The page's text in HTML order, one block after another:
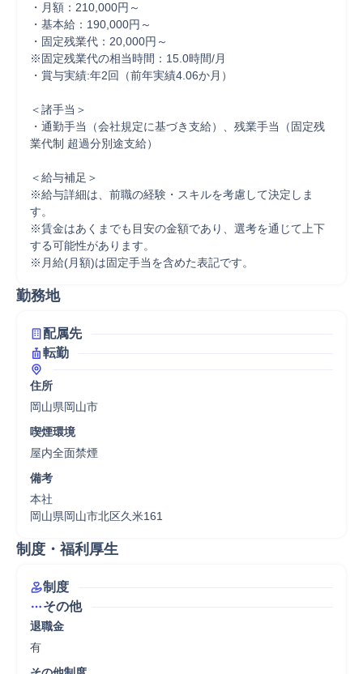
・月額：210,000円～
・基本給：190,000円～
・固定残業代：20,000円～
※固定残業代の相当時間：15.0時間/月
・賞与実績:年2回（前年実績4.06か月）
＜諸手当＞
・通勤手当（会社規定に基づき支給）、残業手当（固定残
業代制 超過分別途支給）
＜給与補足＞
※給与詳細は、前職の経験・スキルを考慮して決定しま
す。
※賃金はあくまでも目安の金額であり、選考を通じて上下
する可能性があります。
※月給(月額)は固定手当を含めた表記です。
勤務地
配属先
転勤
住所
岡山県岡山市
喫煙環境
屋内全面禁煙
備考
本社
岡山県岡山市北区久米161
制度・福利厚生
制度
その他
退職金
有